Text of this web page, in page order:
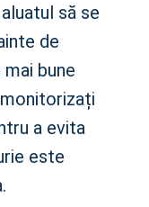
să se
de
bune
a evita
este